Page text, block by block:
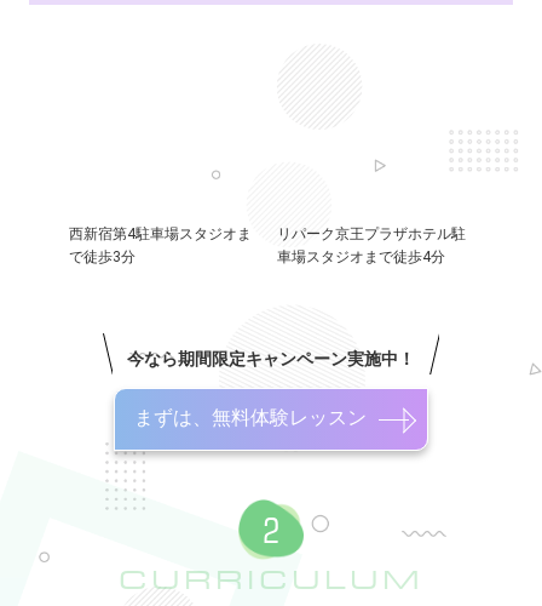
西新宿第4駐車場スタジオま
で徒歩3分
リパーク京王プラザホテル駐
車場スタジオまで徒歩4分
今なら期間限定キャンペーン実施中！
まずは、無料体験レッスン
CURRICULUM